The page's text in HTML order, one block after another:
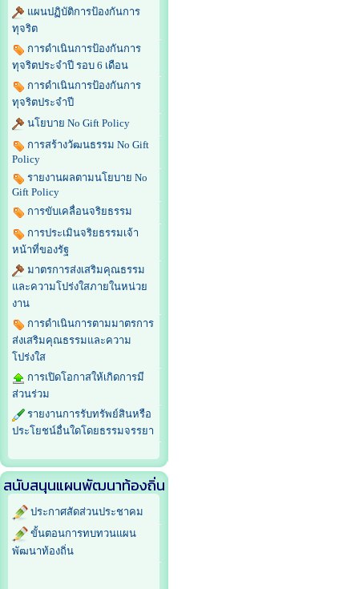
แผนปฏิบัติการป้องกันการ
ทุจริต
การดำเนินการป้องกันการ
ทุจริตประจำปี รอบ 6 เดือน
การดำเนินการป้องกันการ
ทุจริตประจำปี
นโยบาย No Gift Policy
การสร้างวัฒนธรรม No Gift
Policy
รายงานผลตามนโยบาย No
Gift Policy
การขับเคลื่อนจริยธรรม
การประเมินจริยธรรมเจ้า
หน้าที่ของรัฐ
มาตรการส่งเสริมคุณธรรม
และความโปร่งใสภายในหน่วย
งาน
การดำเนินการตามมาตรการ
ส่งเสริมคุณธรรมและความ
โปร่งใส
การเปิดโอกาสให้เกิดการมี
ส่วนร่วม
รายงานการรับทรัพย์สินหรือ
ประโยชน์อื่นใดโดยธรรมจรรยา
สนับสนุนแผนพัฒนาท้องถิ่น
ประกาศสัดส่วนประชาคม
ขั้นตอนการทบทวนแผน
พัฒนาท้องถิ่น